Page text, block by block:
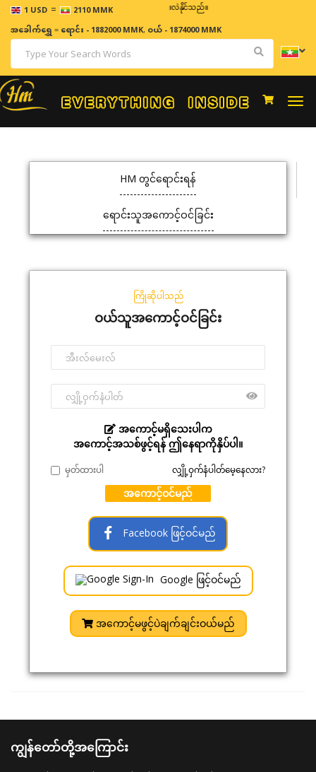
1 USD = 2110 MMK
ဈေးနှုန်းများသည် အချိန်နှင့် အမျှပြောင်းလဲနိုင်သည်။
အခေါက်ရွှေ=ရောင်း - 1882000 MMK, ဝယ် - 1874000 MMK
HM တွင်ရောင်းရန်
ရောင်းသူအကောင့်ဝင်ခြင်း
ကြိုဆိုပါသည်
ဝယ်သူအကောင့်ဝင်ခြင်း
အကောင့်မရှိသေးပါက
အကောင့်အသစ်ဖွင့်ရန် ဤနေရာကိုနှိပ်ပါ။
မှတ်ထားပါ လျှို့ဝှက်နံပါတ်မေ့နေလား?
အကောင့်ဝင်မည်
Facebook ဖြင့်ဝင်မည်
Google ဖြင့်ဝင်မည်
အကောင့်မဖွင့်ပဲချက်ချင်းဝယ်မည်
ကျွန်တော်တို့အကြောင်း